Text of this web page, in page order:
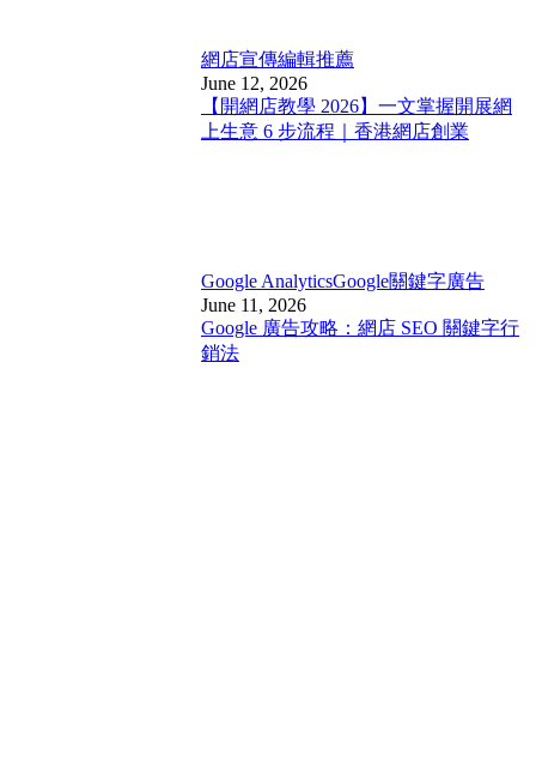
網店宣傳編輯推薦
June 12, 2026
【開網店教學 2026】一文掌握開展網
上生意 6 步流程｜香港網店創業
Google AnalyticsGoogle關鍵字廣告
June 11, 2026
Google 廣告攻略：網店 SEO 關鍵字行
銷法